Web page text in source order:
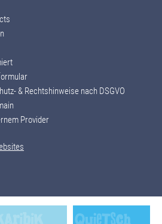
& Rechtshinweise nach DSGVO
Provider